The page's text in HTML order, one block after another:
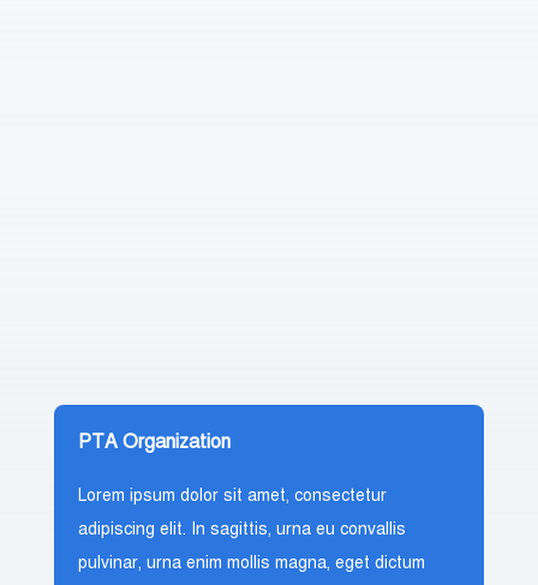
PTA Organization
Lorem ipsum dolor sit amet, consectetur
adipiscing elit. In sagittis, urna eu convallis
pulvinar, urna enim mollis magna, eget dictum